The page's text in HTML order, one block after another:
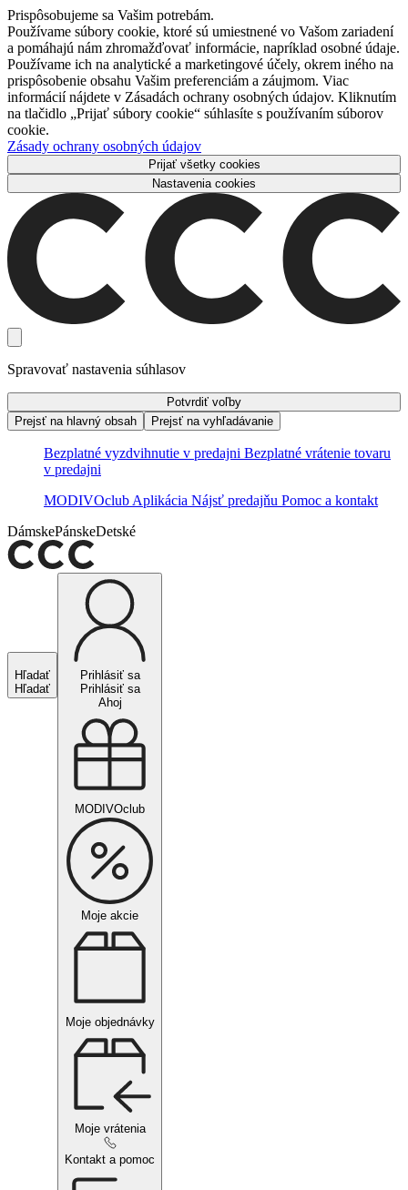
Prispôsobujeme sa Vašim potrebám.
Používame súbory cookie, ktoré sú umiestnené vo Vašom zariadení
a pomáhajú nám zhromažďovať informácie, napríklad osobné údaje.
Používame ich na analytické a marketingové účely, okrem iného na
prispôsobenie obsahu Vašim preferenciám a záujmom. Viac
informácií nájdete v Zásadách ochrany osobných údajov. Kliknutím
na tlačidlo „Prijať súbory cookie“ súhlasíte s používaním súborov
cookie.
Zásady ochrany osobných údajov
Prijať všetky cookies
Nastavenia cookies
Spravovať nastavenia súhlasov
Potvrdiť voľby
Prejsť na hlavný obsah
Prejsť na vyhľadávanie
Bezplatné vyzdvihnutie v predajni Bezplatné vrátenie tovaru
v predajni
MODIVOclub Aplikácia Nájsť predajňu Pomoc a kontakt
DámskePánskeDetské
Hľadať
Hľadať
Prihlásiť sa
Prihlásiť sa
Ahoj
MODIVOclub
Moje akcie
Moje objednávky
Moje vrátenia
Kontakt a pomoc